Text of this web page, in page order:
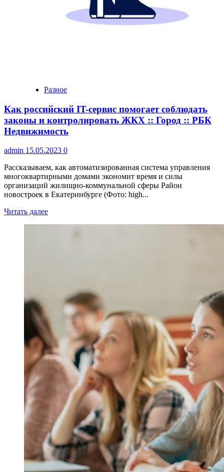
Разное
Как российский IT-сервис помогает соблюдать
законы и контролировать ЖКХ :: Город :: РБК
Недвижимость
admin 15.05.2023 0
Рассказываем, как автоматизированная система управления
многоквартирными домами экономит время и силы
организаций жилищно-коммунальной сферы Район
новостроек в Екатеринбурге (Фото: high...
Читать далее